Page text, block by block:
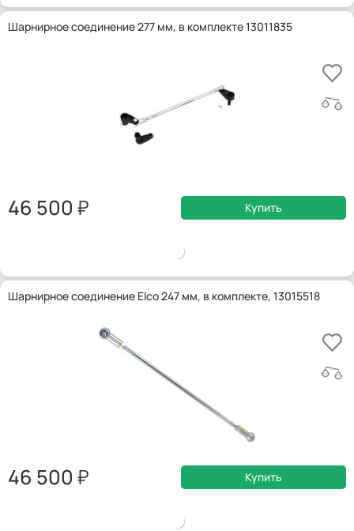
Шарнирное соединение 277 мм, в комплекте 13011835
46 500 Купить
Шарнирное соединение Elco 247 мм, в комплекте, 13015518
46 500 Купить